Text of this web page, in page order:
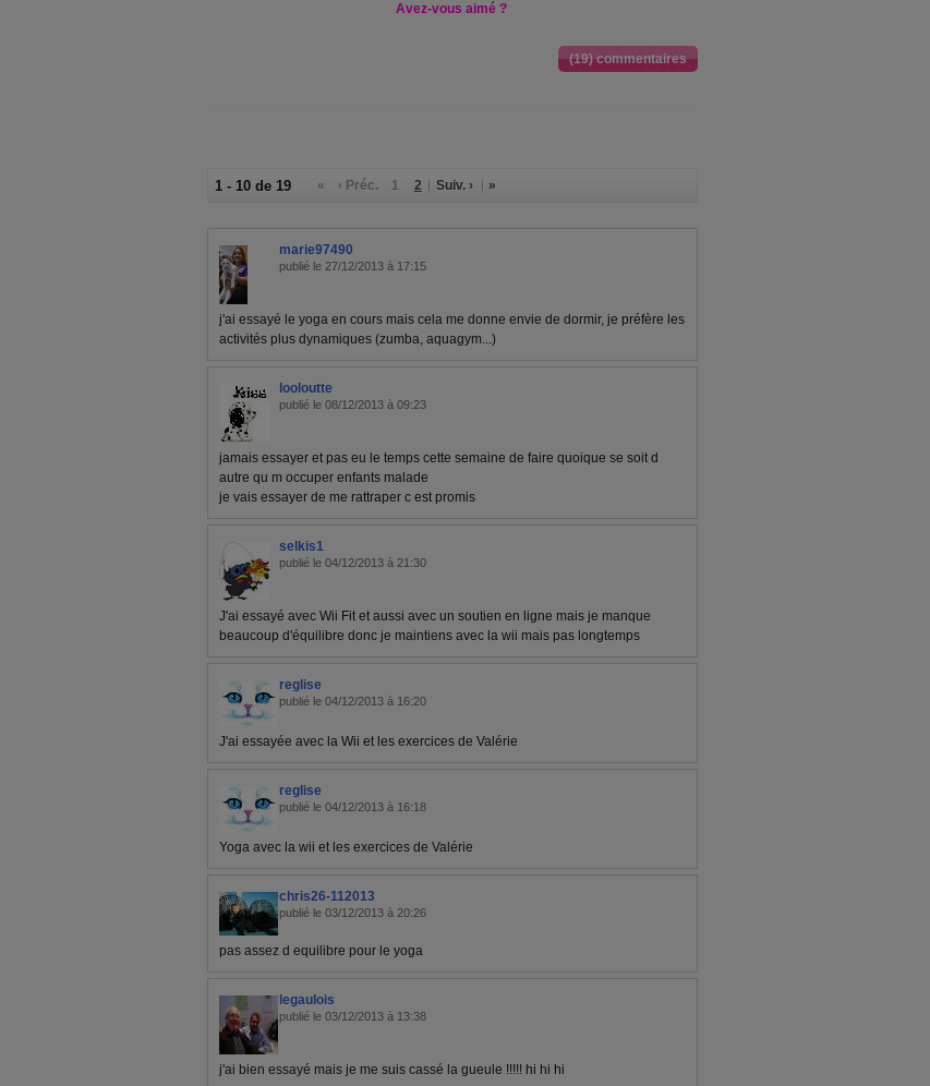
Avez-vous aimé ?
(19) commentaires
1 - 10 de 19 « ‹ Préc. 1 2 Suiv. › »
marie97490
publié le 27/12/2013 à 17:15
j'ai essayé le yoga en cours mais cela me donne envie de dormir, je préfère les
activités plus dynamiques (zumba, aquagym...)
looloutte
publié le 08/12/2013 à 09:23
jamais essayer et pas eu le temps cette semaine de faire quoique se soit d
autre qu m occuper enfants malade
je vais essayer de me rattraper c est promis
selkis1
publié le 04/12/2013 à 21:30
J'ai essayé avec Wii Fit et aussi avec un soutien en ligne mais je manque
beaucoup d'équilibre donc je maintiens avec la wii mais pas longtemps
reglise
publié le 04/12/2013 à 16:20
J'ai essayée avec la Wii et les exercices de Valérie
reglise
publié le 04/12/2013 à 16:18
Yoga avec la wii et les exercices de Valérie
chris26-112013
publié le 03/12/2013 à 20:26
pas assez d equilibre pour le yoga
legaulois
publié le 03/12/2013 à 13:38
j'ai bien essayé mais je me suis cassé la gueule !!!!! hi hi hi